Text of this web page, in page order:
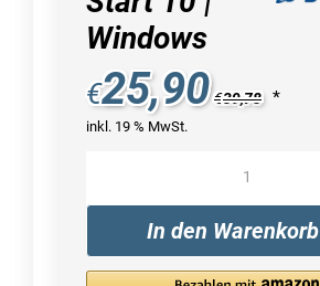
Windows
€25,90 €39,78 *
inkl. 19 % MwSt.
Windows
Menge
In den Warenkorb